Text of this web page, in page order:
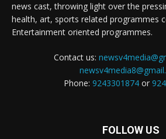
news cast, throwing light over the
health, art, sports related programmes
Entertainment oriented programmes.
Contact us:
Phone: 9243301874or
FOLLOW US